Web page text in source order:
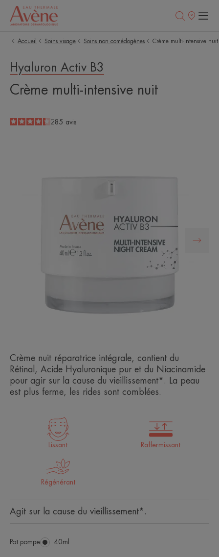
Points
Accueil
Soins visage Soins non comédogènes Crème multi-intensive nuit
Hyaluron Activ B3
Crème multi-intensive nuit
4.4
/
5
285 avis
Crème nuit réparatrice intégrale, contient du
Rétinal, Acide Hyaluronique pur et du Niacinamide
pour agir sur la cause du vieillissement*. La peau
est plus ferme, les rides sont comblées.
Lissant Raffermissant
Régénérant
Agit sur la cause du vieillissement*.
Pot pompe
Pot
40ml